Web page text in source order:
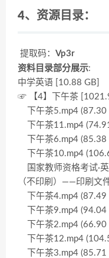
4、资源目录：
提取码： Vp3r
资料目录部分展示:
中学英语 [10.88 GB]
☞ 【4】下午茶
下午茶5.mp4 (87.30
下午茶11.mp4
下午茶6.mp4 (85.38
下午茶10.mp4
国家教师资格考试·
（不印刷）——印刷文
下午茶4.mp4 (87.49
下午茶9.mp4 (94.04
下午茶2.mp4 (66.90
下午茶12.mp4
下午茶3.mp4 (85.71